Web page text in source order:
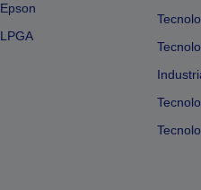
Epson
LPGA